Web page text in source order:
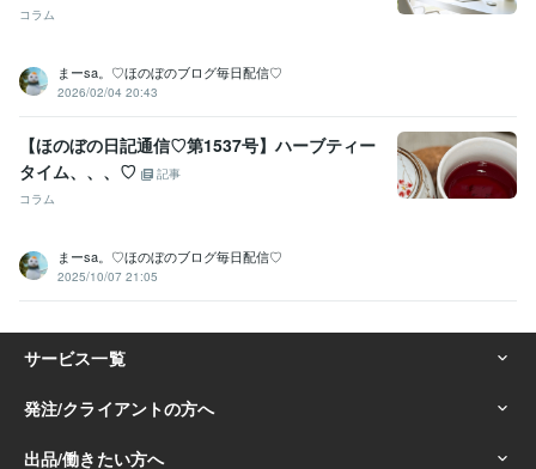
コラム
まーsa。♡ほのぼのブログ毎日配信♡
2026/02/04 20:43
【ほのぼの日記通信♡第1537号】ハーブティー
タイム、、、♡
記事
コラム
まーsa。♡ほのぼのブログ毎日配信♡
2025/10/07 21:05